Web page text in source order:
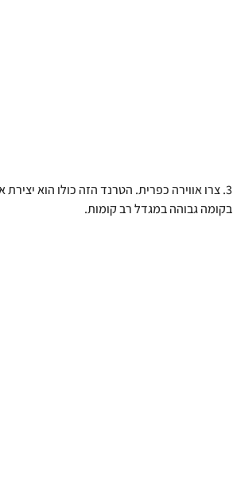
3. צרו אווירה כפרית. הטרנד הזה כולו הוא
בקומה גבוהה במגדל רב קומות.